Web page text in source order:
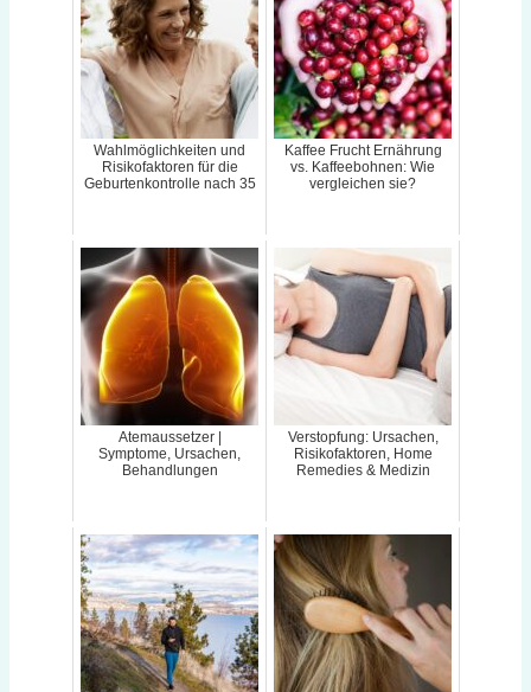
Wahlmöglichkeiten und
Risikofaktoren für die
Geburtenkontrolle nach 35
Kaffee Frucht Ernährung
vs. Kaffeebohnen: Wie
vergleichen sie?
Atemaussetzer |
Symptome, Ursachen,
Behandlungen
Verstopfung: Ursachen,
Risikofaktoren, Home
Remedies & Medizin